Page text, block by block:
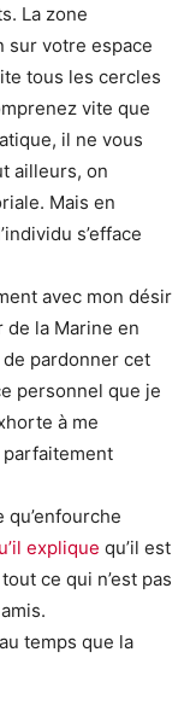
La zone
sur votre espace
tous les cercles
vite que
il ne vous
ailleurs, on
Mais en
s’efface
avec mon désir
de la Marine en
pardonner cet
personnel que je
à me
qu’enfourche
explique qu’il est
ce qui n’est pas
temps que la